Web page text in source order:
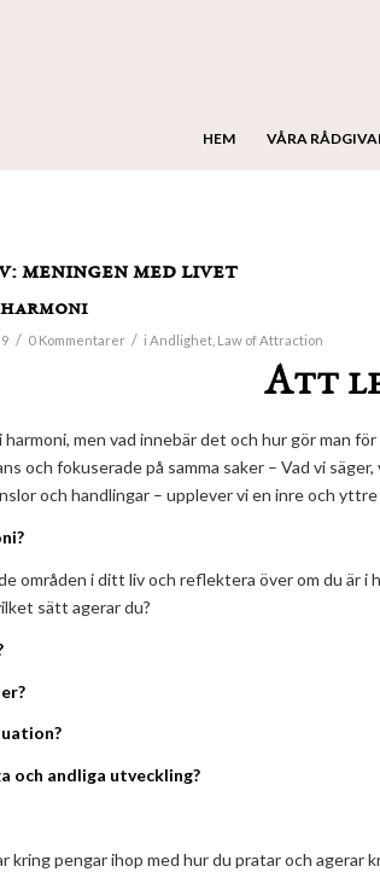
HEM VÅRA
meningen med livet
/ 0 Kommentarer / i Andlighet Law of Attraction
Att
harmoni, men vad innebär det och hur gör man
och fokuserade på samma saker – Vad vi
och handlingar – upplever vi en inre och yttre
områden i ditt liv och reflektera över om du är
sätt agerar du?
och andliga utveckling?
kring pengar ihop med hur du pratar och agerar